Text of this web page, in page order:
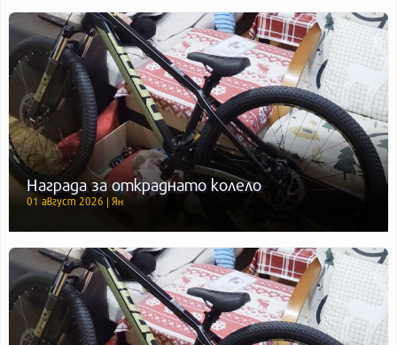
Награда за откраднато колело
01 август 2026 | Ян